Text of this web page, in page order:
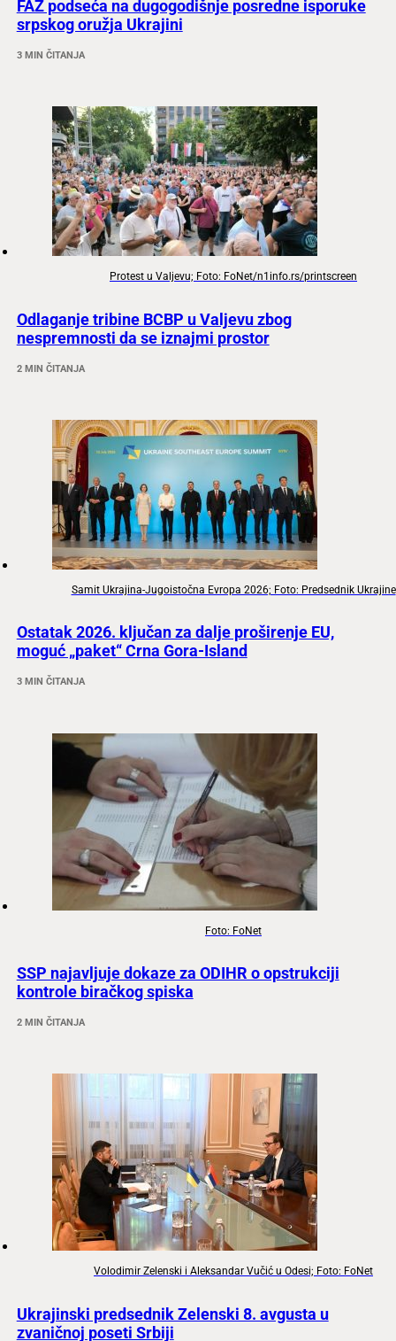
FAZ podseća na dugogodišnje posredne isporuke
srpskog oružja Ukrajini
3 MIN ČITANJA
Protest u Valjevu; Foto: FoNet/n1info.rs/printscreen
Odlaganje tribine BCBP u Valjevu zbog
nespremnosti da se iznajmi prostor
2 MIN ČITANJA
Samit Ukrajina-Jugoistočna Evropa 2026; Foto: Predsednik Ukrajine
Ostatak 2026. ključan za dalje proširenje EU,
moguć „paket“ Crna Gora-Island
3 MIN ČITANJA
Foto: FoNet
SSP najavljuje dokaze za ODIHR o opstrukciji
kontrole biračkog spiska
2 MIN ČITANJA
Volodimir Zelenski i Aleksandar Vučić u Odesi; Foto: FoNet
Ukrajinski predsednik Zelenski 8. avgusta u
zvaničnoj poseti Srbiji